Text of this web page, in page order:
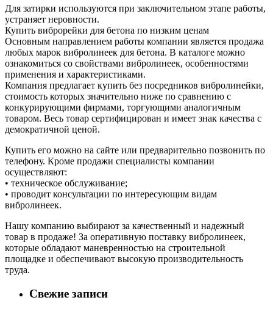
Для затирки используются при заключительном этапе работы,
устраняет неровности.
Купить виброрейки для бетона по низким ценам
Основным направлением работы компании является продажа
любых марок вибролинеек для бетона. В каталоге можно
ознакомиться со свойствами вибролинеек, особенностями
применения и характеристиками.
Компания предлагает купить без посредников вибролинейки,
стоимость которых значительно ниже по сравнению с
конкурирующими фирмами, торгующими аналогичным
товаром. Весь товар сертифицирован и имеет знак качества с
демократичной ценой.
Купить его можно на сайте или предварительно позвонить по
телефону. Кроме продажи специалисты компании
осуществляют:
• техническое обслуживание;
• проводит консультации по интересующим видам
вибролинеек.
Нашу компанию выбирают за качественный и надежный
товар в продаже! За оперативную поставку вибролинеек,
которые обладают маневренностью на строительной
площадке и обеспечивают высокую производительность
труда.
Свежие записи